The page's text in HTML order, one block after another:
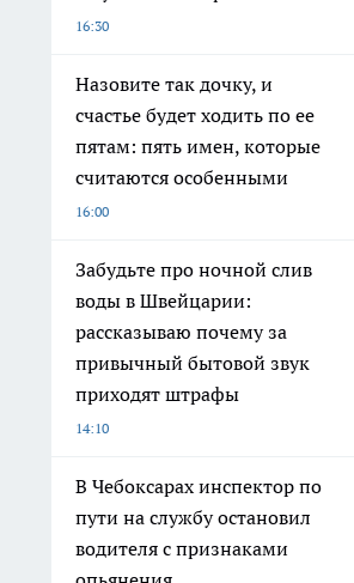
16:30
Назовите так дочку, и
счастье будет ходить по ее
пятам: пять имен, которые
считаются особенными
16:00
Забудьте про ночной слив
воды в Швейцарии:
рассказываю почему за
привычный бытовой звук
приходят штрафы
14:10
В Чебоксарах инспектор по
пути на службу остановил
водителя с признаками